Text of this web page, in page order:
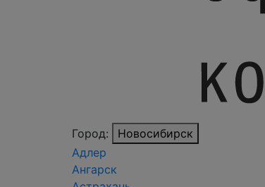
Город:
Новосибирск
Адлер
Ангарск